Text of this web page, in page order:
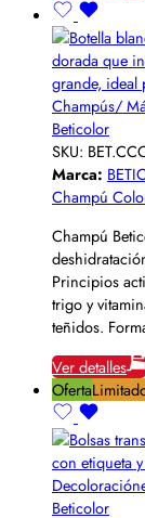
Champús/
Beticolor
SKU:
Marca:
Champú
Champú
Principios
trigo y
teñidos.
Ver detalles
Oferta
Beticolor